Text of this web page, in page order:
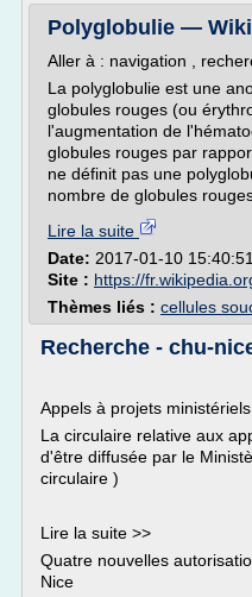
Polyglobulie —
Aller à : navigation ,
La polyglobulie est une
globules rouges (ou
l'augmentation de
globules rouges par
ne définit pas une
nombre de globules
Lire la suite
Date: 2017-01-10 15:40:51
Site : https://
Thèmes liés : cellules
Recherche - chu-
Appels à projets
La circulaire relative aux
d'être diffusée par le
circulaire )
Lire la suite >>
Quatre nouvelles
Nice